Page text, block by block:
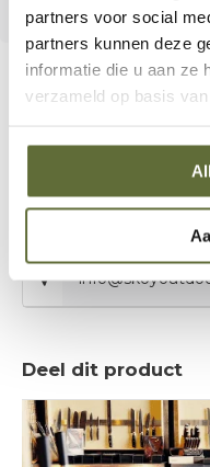
partners voor social
partners kunnen deze
informatie die u aan ze
verzameld op basis
Deel dit product